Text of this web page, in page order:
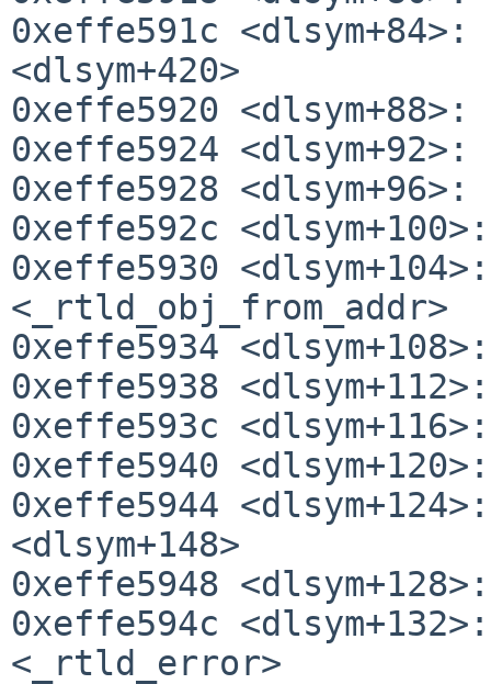
0xeffe591c
<dlsym+420>
0xeffe5920
0xeffe5924
0xeffe5928
0xeffe592c
0xeffe5930
<_rtld_obj_from_addr>
0xeffe5934
0xeffe5938
0xeffe593c
0xeffe5940
0xeffe5944
<dlsym+148>
0xeffe5948
0xeffe594c
<_rtld_error>